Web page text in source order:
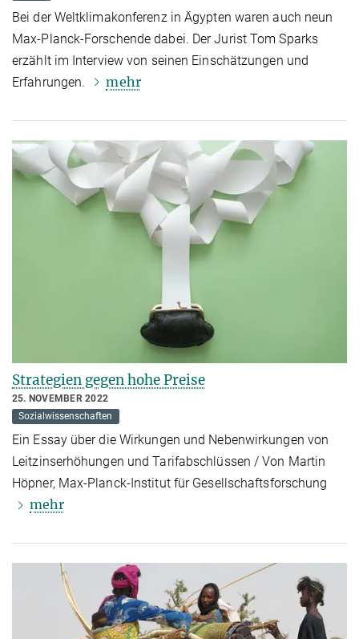
Bei der Weltklimakonferenz in Ägypten waren auch neun
Max-Planck-Forschende dabei. Der Jurist Tom Sparks
erzählt im Interview von seinen Einschätzungen und
Erfahrungen.
mehr
Strategien gegen hohe Preise
25. NOVEMBER 2022
Sozialwissenschaften
Ein Essay über die Wirkungen und Nebenwirkungen von
Leitzinserhöhungen und Tarifabschlüssen / Von Martin
Höpner, Max-Planck-Institut für Gesellschaftsforschung
mehr